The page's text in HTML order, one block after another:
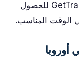
بانتظام واستخدم تطبيقات مثل GetTransport للحصول
المناسب.